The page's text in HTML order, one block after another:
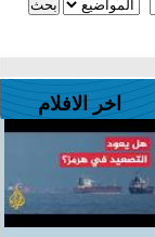
اخر الافلام